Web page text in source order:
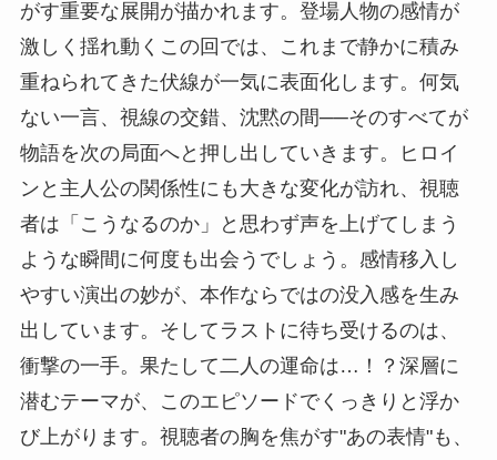
がす重要な展開が描かれます。登場人物の感情が
激しく揺れ動くこの回では、これまで静かに積み
重ねられてきた伏線が一気に表面化します。何気
ない一言、視線の交錯、沈黙の間──そのすべてが
物語を次の局面へと押し出していきます。ヒロイ
ンと主人公の関係性にも大きな変化が訪れ、視聴
者は「こうなるのか」と思わず声を上げてしまう
ような瞬間に何度も出会うでしょう。感情移入し
やすい演出の妙が、本作ならではの没入感を生み
出しています。そしてラストに待ち受けるのは、
衝撃の一手。果たして二人の運命は…！？深層に
潜むテーマが、このエピソードでくっきりと浮か
び上がります。視聴者の胸を焦がす"あの表情"も、